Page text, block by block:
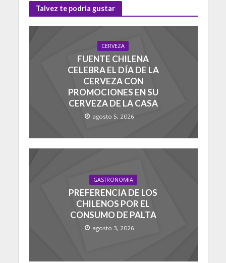
Talvez te podria gustar
CERVEZA
FUENTE CHILENA
CELEBRA EL DÍA DE LA
CERVEZA CON
PROMOCIONES EN SU
CERVEZA DE LA CASA
agosto 5, 2026
GASTRONOMIA
PREFERENCIA DE LOS
CHILENOS POR EL
CONSUMO DE PALTA
agosto 3, 2026